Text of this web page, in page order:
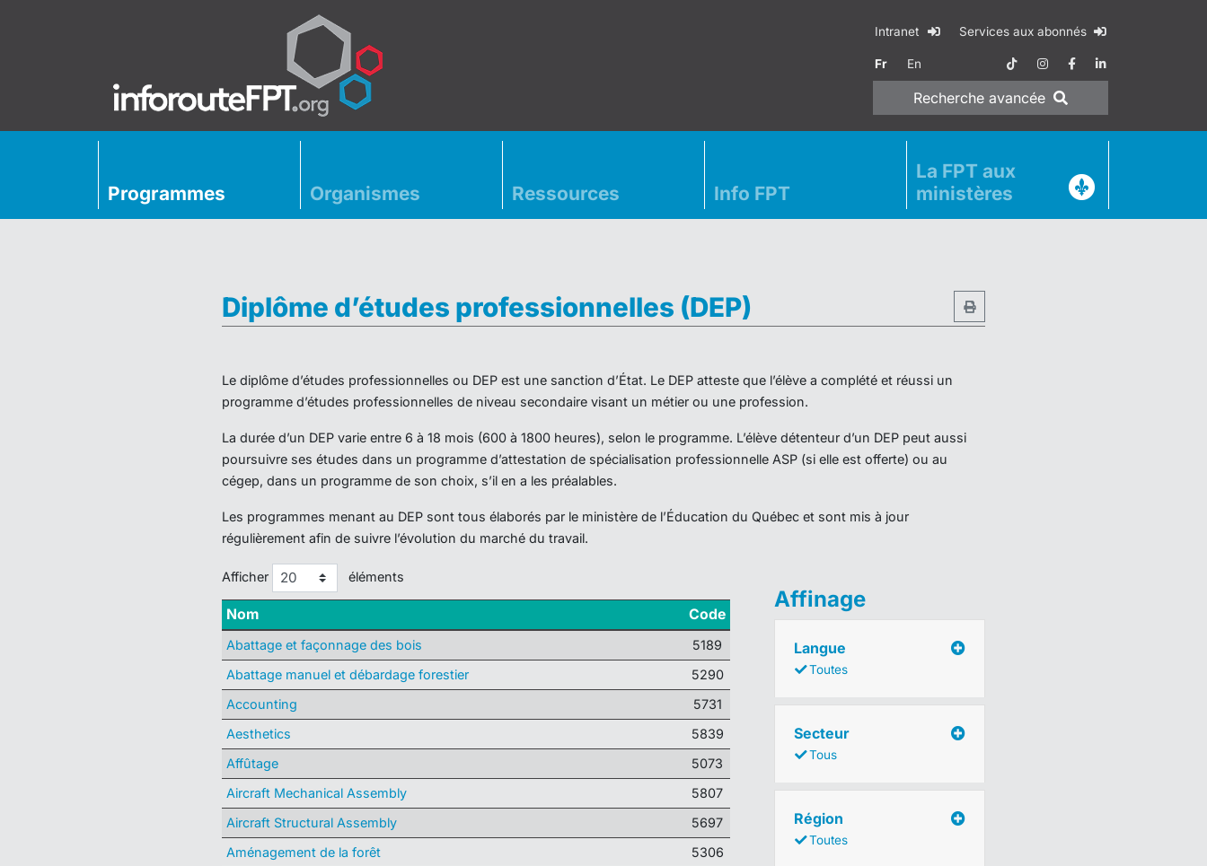
Intranet Services aux abonnés
Fr En
Recherche avancée
Programmes Organismes Ressources Info FPT
La FPT aux
ministères
Diplôme d’études professionnelles (DEP)
Le diplôme d’études professionnelles ou DEP est une sanction d’État. Le DEP atteste que l’élève a complété et réussi un
programme d’études professionnelles de niveau secondaire visant un métier ou une profession.
La durée d’un DEP varie entre 6 à 18 mois (600 à 1800 heures), selon le programme. L’élève détenteur d’un DEP peut aussi
poursuivre ses études dans un programme d’attestation de spécialisation professionnelle ASP (si elle est offerte) ou au
cégep, dans un programme de son choix, s’il en a les préalables.
Les programmes menant au DEP sont tous élaborés par le ministère de l’Éducation du Québec et sont mis à jour
régulièrement afin de suivre l’évolution du marché du travail.
Afficher éléments
Nom Code
Abattage et façonnage des bois
5189
Abattage manuel et débardage forestier
5290
Accounting
5731
Aesthetics
5839
Affûtage
5073
Aircraft Mechanical Assembly
5807
Aircraft Structural Assembly
5697
Aménagement de la forêt
5306
Affinage
Langue
Toutes
Secteur
Tous
Région
Toutes